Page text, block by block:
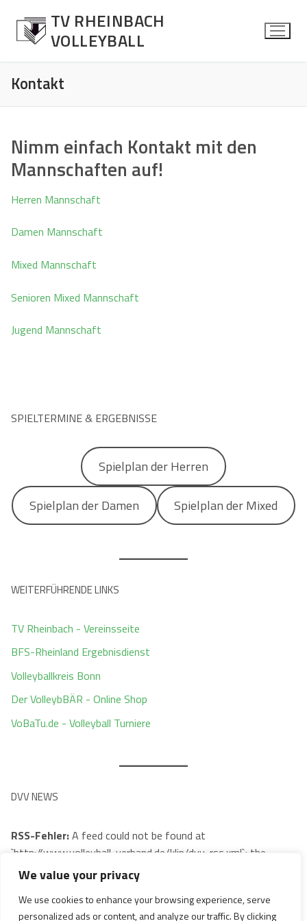
We value your privacy
We use cookies to enhance your browsing experience, serve
personalized ads or content, and analyze our traffic. By clicking
Inhalt
springen
TV RHEINBACH
VOLLEYBALL
Allgemein
Spielberichte
Herren
Über die Mannschaft
Damen
Kontaktformular
Über die Mannschaft
Kontaktformular
Über die Mannschaft
Kontaktformular
Senioren Mixed
Über die Mannschaft
Kontaktformular
Fotos
Herren
Kontakt
Impressum
Datenschutzerklärung
Kontakt
Nimm einfach Kontakt mit den
Mannschaften auf!
Herren Mannschaft
Damen Mannschaft
Mixed Mannschaft
Senioren Mixed Mannschaft
Jugend Mannschaft
SPIELTERMINE & ERGEBNISSE
Spielplan der Herren
Spielplan der Damen Spielplan der Mixed
WEITERFÜHRENDE LINKS
TV Rheinbach - Vereinsseite
BFS-Rheinland Ergebnisdienst
Volleyballkreis Bonn
Der VolleybBÄR - Online Shop
VoBaTu.de - Volleyball Turniere
DVV NEWS
RSS-Fehler:A feed could not be found at
`http://www.volleyball-verband.de/klip/dvv-rss.xml`; the
status code is `404` and content-type is `text/html;
charset=utf-8`